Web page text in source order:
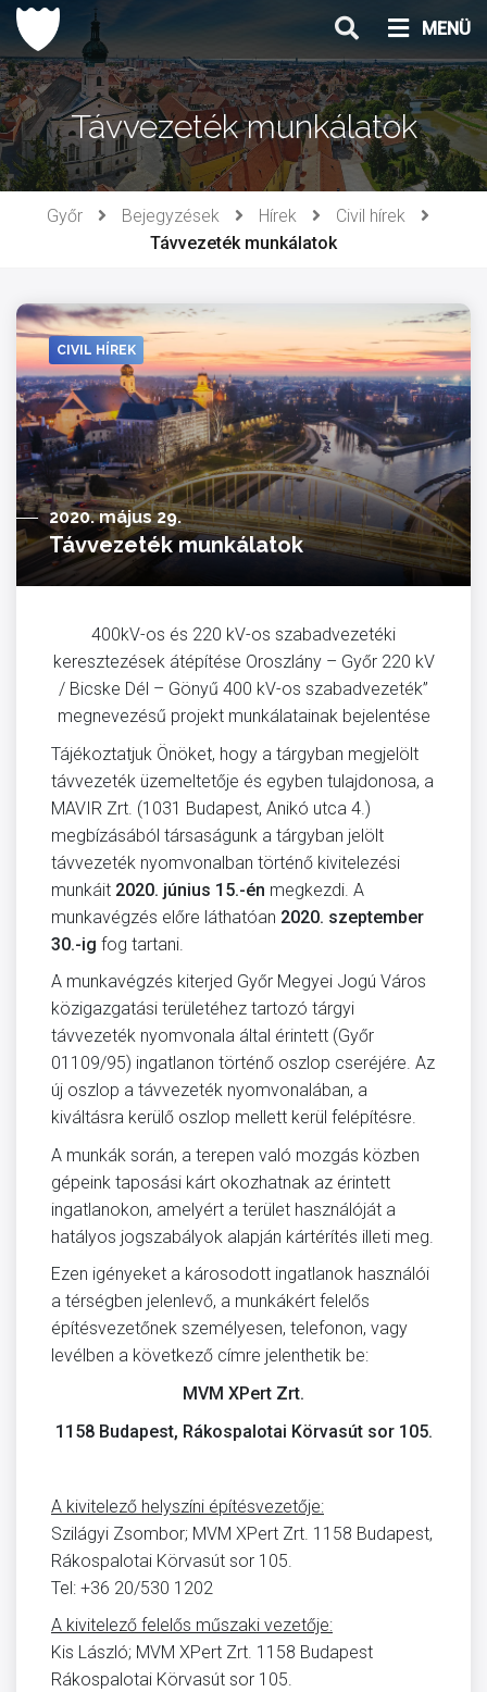
Ugrás
tartalomhoz
MENÜ
Távvezeték munkálatok
Győr Bejegyzések Hírek
Civil hírek
Távvezeték munkálatok
CIVIL HÍREK
2020. május 29.
Távvezeték munkálatok
400kV-os és 220 kV-os szabadvezetéki
keresztezések átépítése Oroszlány – Győr 220 kV
/ Bicske Dél – Gönyű 400 kV-os szabadvezeték”
megnevezésű projekt munkálatainak bejelentése
Tájékoztatjuk Önöket, hogy a tárgyban megjelölt
távvezeték üzemeltetője és egyben tulajdonosa, a
MAVIR Zrt. (1031 Budapest, Anikó utca 4.)
megbízásából társaságunk a tárgyban jelölt
távvezeték nyomvonalban történő kivitelezési
munkáit 2020. június 15.-én megkezdi. A
munkavégzés előre láthatóan 2020. szeptember
30.-ig fog tartani.
A munkavégzés kiterjed Győr Megyei Jogú Város
közigazgatási területéhez tartozó tárgyi
távvezeték nyomvonala által érintett (Győr
01109/95) ingatlanon történő oszlop cseréjére. Az
új oszlop a távvezeték nyomvonalában, a
kiváltásra kerülő oszlop mellett kerül felépítésre.
A munkák során, a terepen való mozgás közben
gépeink taposási kárt okozhatnak az érintett
ingatlanokon, amelyért a terület használóját a
hatályos jogszabályok alapján kártérítés illeti meg.
Ezen igényeket a károsodott ingatlanok használói
a térségben jelenlevő, a munkákért felelős
építésvezetőnek személyesen, telefonon, vagy
levélben a következő címre jelenthetik be:
MVM XPert Zrt.
1158 Budapest, Rákospalotai Körvasút sor 105.
A kivitelező helyszíni építésvezetője:
Szilágyi Zsombor; MVM XPert Zrt. 1158 Budapest,
Rákospalotai Körvasút sor 105.
Tel: +36 20/530 1202
A kivitelező felelős műszaki vezetője:
Kis László; MVM XPert Zrt. 1158 Budapest
Rákospalotai Körvasút sor 105.